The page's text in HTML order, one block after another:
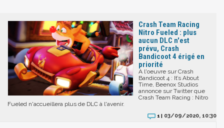
Crash Team Racing
Nitro Fueled : plus
aucun DLC n'est
prévu, Crash
Bandicoot 4 érigé en
priorité
A l'oeuvre sur Crash
Bandicoot 4 : It’s About
Time, Beenox Studios
annonce sur Twitter que
Crash Team Racing : Nitro
Fueled n'accueillera plus de DLC à l'avenir.
1 | 03/09/2020, 10:30